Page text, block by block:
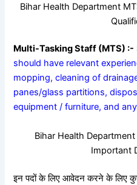
Bihar Health Department
Multi-Tasking Staff (MTS) :-
should have relevant
mopping, cleaning of
panes/glass partitions,
equipment / furniture, and
Bihar Health
Important
इन पदों के लिए आवेदन करने के लिए